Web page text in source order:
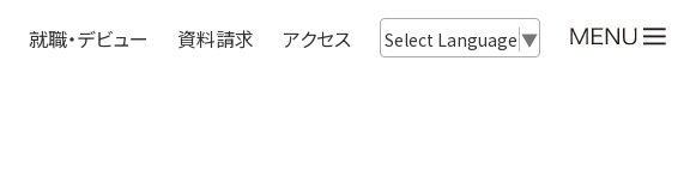
就職・デビュー 資料請求 アクセス Select Language ▼